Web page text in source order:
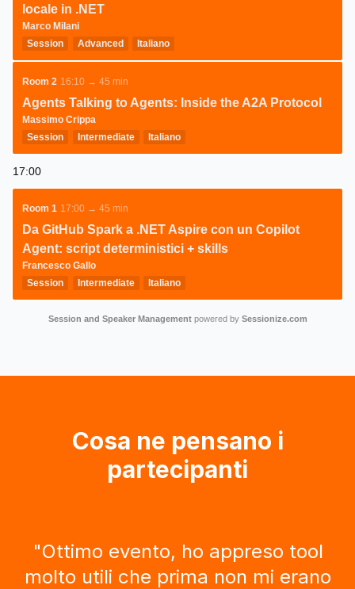
locale in .NET
Marco Milani
Session
Advanced Italiano
Room 2 16:10 → 45 min
Agents Talking to Agents: Inside the A2A Protocol
Massimo Crippa
Session
Intermediate Italiano
17:00
Room 1 17:00 → 45 min
Da GitHub Spark a .NET Aspire con un Copilot
Agent: script deterministici + skills
Francesco Gallo
Session
Intermediate Italiano
Session and Speaker Managementpowered by Sessionize.com
Cosa ne pensano i
partecipanti
"Ottimo evento, ho appreso tool
molto utili che prima non mi erano